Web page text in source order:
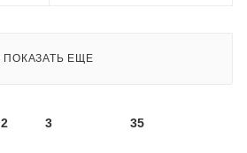
ПОКАЗАТЬ ЕЩЕ
2 3 35